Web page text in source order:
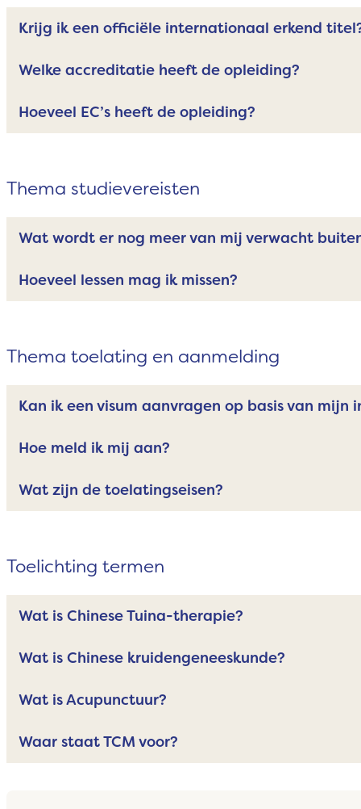
Krijg ik een officiële internationaal erkend
Welke accreditatie heeft de opleiding?
Hoeveel EC’s heeft de opleiding?
Thema studievereisten
Wat wordt er nog meer van mij verwacht
Hoeveel lessen mag ik missen?
Thema toelating en aanmelding
Kan ik een visum aanvragen op basis van mijn
Hoe meld ik mij aan?
Wat zijn de toelatingseisen?
Toelichting termen
Wat is Chinese Tuina-therapie?
Wat is Chinese kruidengeneeskunde?
Wat is Acupunctuur?
Waar staat TCM voor?